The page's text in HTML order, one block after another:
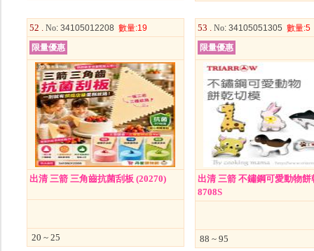
52 . No: 34105012208 數量:19
限量優惠
出清 三箭 三角齒抗菌刮板 (20270)
20 ~ 25
53 . No: 34105051305 數量:5
限量優惠
出清 三箭 不鏽鋼可愛動物餅
8708S
88 ~ 95